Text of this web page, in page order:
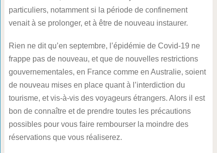
particuliers, notamment si la période de confinement
venait à se prolonger, et à être de nouveau instaurer.
Rien ne dit qu’en septembre, l’épidémie de Covid-19 ne
frappe pas de nouveau, et que de nouvelles restrictions
gouvernementales, en France comme en Australie, soient
de nouveau mises en place quant à l’interdiction du
tourisme, et vis-à-vis des voyageurs étrangers. Alors il est
bon de connaître et de prendre toutes les précautions
possibles pour vous faire rembourser la moindre des
réservations que vous réaliserez.